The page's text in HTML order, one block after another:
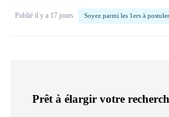
Publié il y a 17 jours Soyez parmi les 1ers à postuler
Prêt à élargir votre